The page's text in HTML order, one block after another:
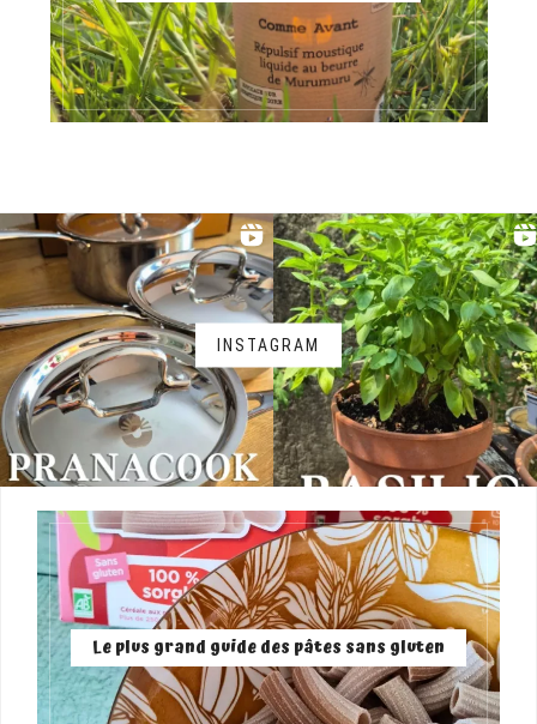
INSTAGRAM
Le plus grand guide des pâtes sans gluten